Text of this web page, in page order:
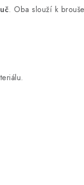
. Oba slouží k